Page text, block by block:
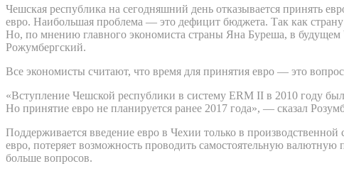
Чешская республика на сегодняшний день отказывается принять
евро. Наибольшая проблема — это дефицит бюджета. Так как страну
Но, по мнению главного экономиста страны Яна Буреша, в
Рожумбергский.
Все экономисты считают, что время для принятия евро — это
«Вступление Чешской республики в систему ERM II в 2010 году
Но принятие евро не планируется ранее 2017 года», — сказал
Поддерживается введение евро в Чехии только в
евро, потеряет возможность проводить самостоятельную
больше вопросов.